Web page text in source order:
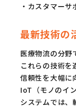
・カスタマー
最新技術の
医療物流の分野
これらの技術を
信頼性を大幅に
IoT（モノのイ
システムでは、